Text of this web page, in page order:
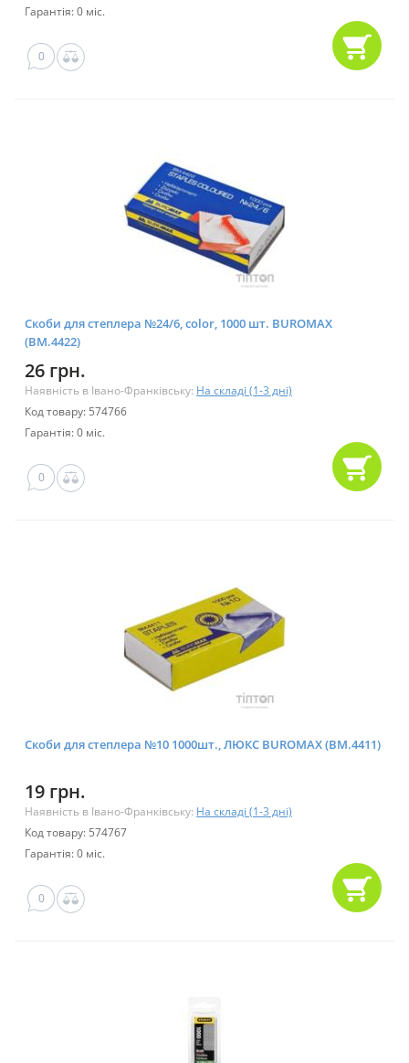
Гарантія: 0 міс.
0
Скоби для степлера №24/6, color, 1000 шт. BUROMAX
(BM.4422)
26 грн.
Наявність в Івано-Франківську: На складі (1-3 дні)
Код товару: 574766
Гарантія: 0 міс.
0
Скоби для степлера №10 1000шт., ЛЮКС BUROMAX (BM.4411)
19 грн.
Наявність в Івано-Франківську: На складі (1-3 дні)
Код товару: 574767
Гарантія: 0 міс.
0